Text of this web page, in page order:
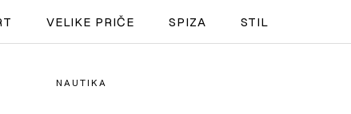
VELIKE PRIČE SPIZA STIL
NAUTIKA